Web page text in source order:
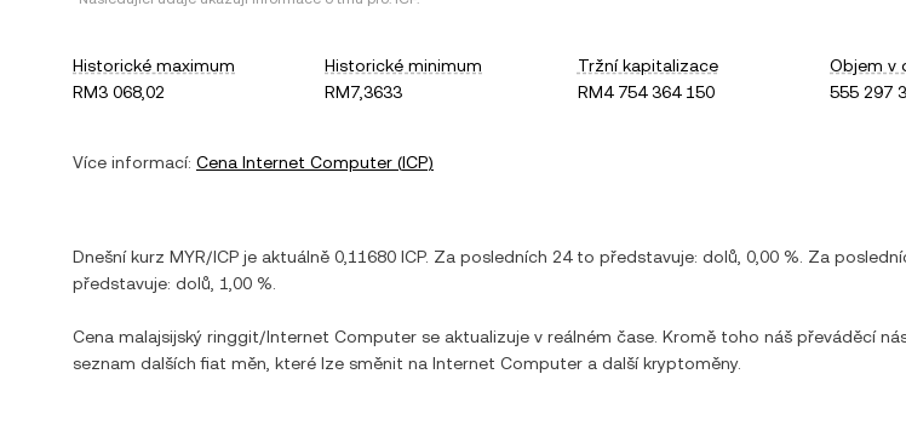
Historické maximum
RM3 068,02
Historické minimum
RM7,3633
Tržní kapitalizace
RM4 754 364 150
Objem v
555 297
Více informací: Cena Internet Computer (ICP)
Dnešní kurz MYR/ICP je aktuálně 0,11680 ICP. Za posledních 24 to představuje: dolů 0,00 % . Za
představuje: dolů 1,00 %
Cena malajsijský ringgit/Internet Computer se aktualizuje v reálném čase. Kromě toho náš převáděcí
seznam dalších fiat měn, které lze směnit na Internet Computer a další kryptoměny.